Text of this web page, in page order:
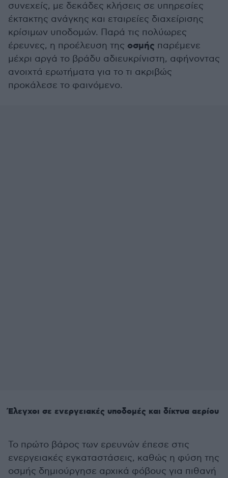
συνεχείς, με δεκάδες κλήσεις σε υπηρεσίες
έκτακτης ανάγκης και εταιρείες διαχείρισης
κρίσιμων υποδομών. Παρά τις πολύωρες
έρευνες, η προέλευση της οσμής παρέμενε
μέχρι αργά το βράδυ αδιευκρίνιστη, αφήνοντας
ανοιχτά ερωτήματα για το τι ακριβώς
προκάλεσε το φαινόμενο.
Έλεγχοι σε ενεργειακές υποδομές και δίκτυα αερίου
Το πρώτο βάρος των ερευνών έπεσε στις
ενεργειακές εγκαταστάσεις, καθώς η φύση της
οσμής δημιούργησε αρχικά φόβους για πιθανή